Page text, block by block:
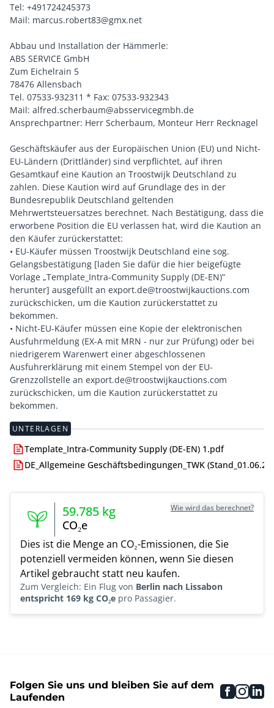
Tel: +491724245373
Mail: marcus.robert83@gmx.net
Abbau und Installation der Hämmerle:
ABS SERVICE GmbH
Zum Eichelrain 5
78476 Allensbach
Tel. 07533-932311 * Fax: 07533-932343
Mail: alfred.scherbaum@absservicegmbh.de
Ansprechpartner: Herr Scherbaum, Monteur Herr Recknagel
Geschäftskäufer aus der Europäischen Union (EU) und Nicht-
EU-Ländern (Drittländer) sind verpflichtet, auf ihren
Gesamtkauf eine Kaution an Troostwijk Deutschland zu
zahlen. Diese Kaution wird auf Grundlage des in der
Bundesrepublik Deutschland geltenden
Mehrwertsteuersatzes berechnet. Nach Bestätigung, dass die
erworbene Position die EU verlassen hat, wird die Kaution an
den Käufer zurückerstattet:
• EU-Käufer müssen Troostwijk Deutschland eine sog.
Gelangsbestätigung [laden Sie dafür die hier beigefügte
Vorlage „Template_Intra-Community Supply (DE-EN)”
herunter] ausgefüllt an export.de@troostwijkauctions.com
zurückschicken, um die Kaution zurückerstattet zu
bekommen.
• Nicht-EU-Käufer müssen eine Kopie der elektronischen
Ausfuhrmeldung (EX-A mit MRN - nur zur Prüfung) oder bei
niedrigerem Warenwert einer abgeschlossenen
Ausfuhrerklärung mit einem Stempel von der EU-
Grenzzollstelle an export.de@troostwijkauctions.com
zurückschicken, um die Kaution zurückerstattet zu
UNTERLAGEN
Template_Intra-Community Supply (DE-EN) 1.pdf
DE_Allgemeine Geschäftsbedingungen_TWK
59.785 kg
CO₂e
Wie wird das berechnet?
Dies ist die Menge an CO₂-Emissionen, die Sie
potenziell vermeiden können, wenn Sie diesen
Artikel gebraucht statt neu kaufen.
Zum Vergleich: Ein Flug von Berlin nach Lissabon
entspricht 169 kg CO₂e pro Passagier.
Folgen Sie uns und bleiben Sie auf dem
Laufenden